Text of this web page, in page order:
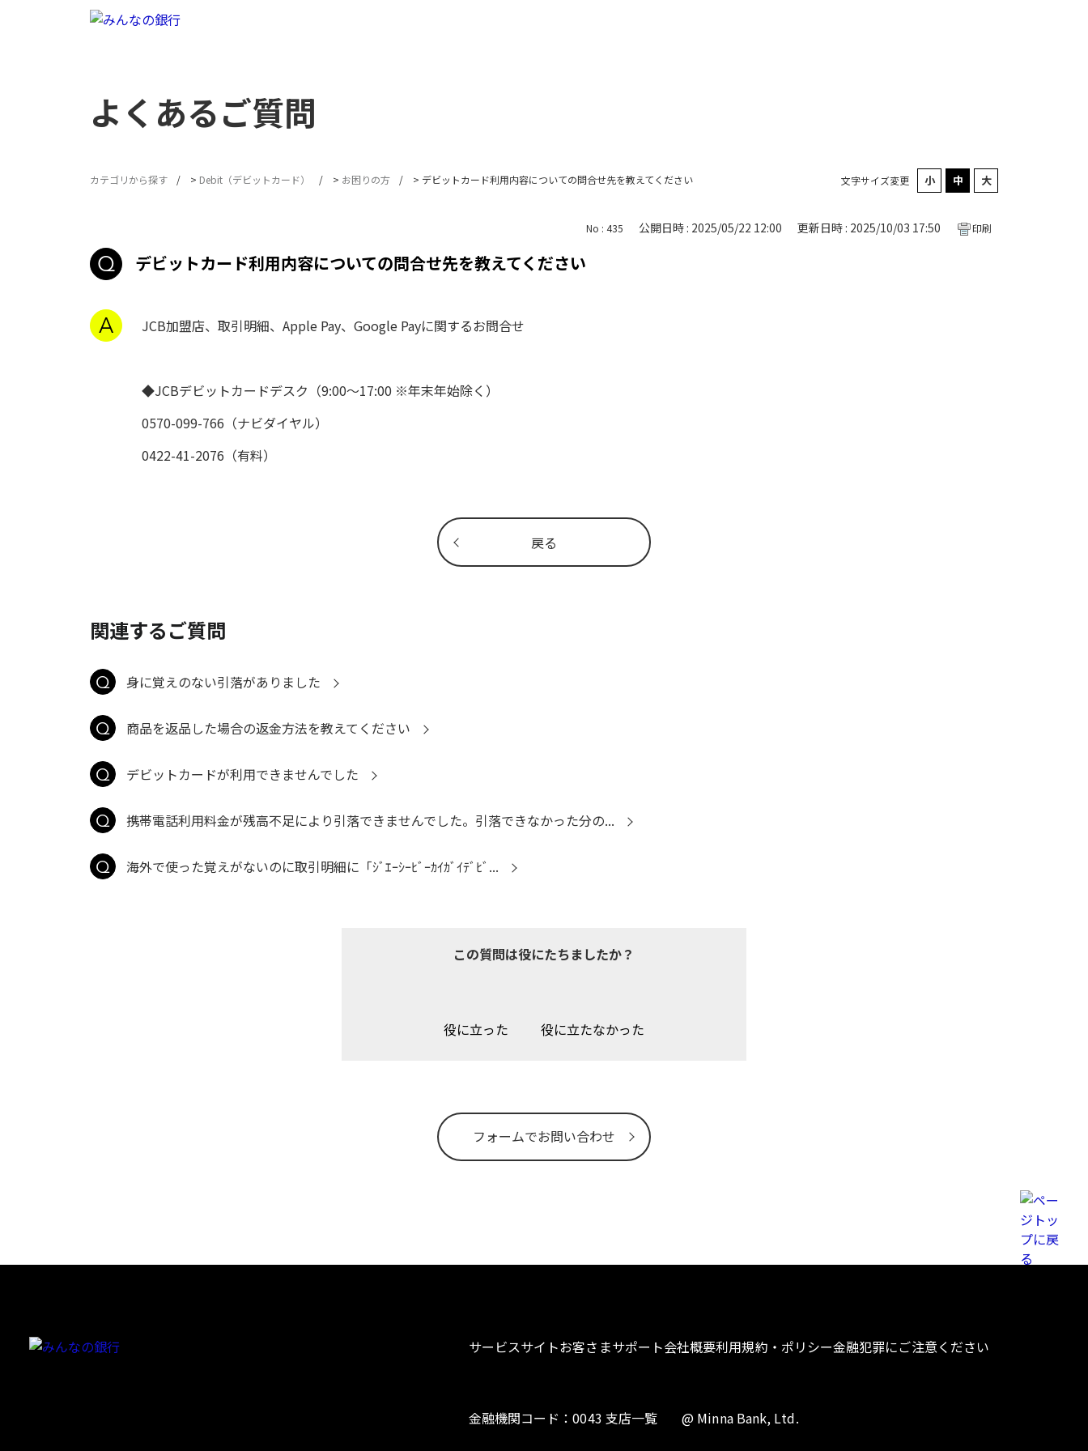
よくあるご質問
文字サイズ変更
カテゴリから探す > Debit（デビットカード） > お困りの方 > デビットカード利用内容についての問合せ先を教えてください
戻る
No : 435 公開日時 : 2025/05/22 12:00 更新日時 : 2025/10/03 17:50 印刷
デビットカード利用内容についての問合せ先を教えてください
JCB加盟店、取引明細、Apple Pay、Google Payに関するお問合せ
◆JCBデビットカードデスク（9:00～17:00 ※年末年始除く）
0570-099-766（ナビダイヤル）
0422-41-2076（有料）
関連するご質問
身に覚えのない引落がありました
商品を返品した場合の返金方法を教えてください
デビットカードが利用できませんでした
携帯電話利用料金が残高不足により引落できませんでした。引落できなかった分の...
海外で使った覚えがないのに取引明細に「ｼﾞｴｰｼｰﾋﾞｰｶｲｶﾞｲﾃﾞﾋﾞ...
この質問は役にたちましたか？
役に立った 役に立たなかった
フォームでお問い合わせ
サービスサイトお客さまサポート会社概要利用規約・ポリシー金融犯罪にご注意ください
金融機関コード：0043 支店一覧 @ Minna Bank, Ltd.